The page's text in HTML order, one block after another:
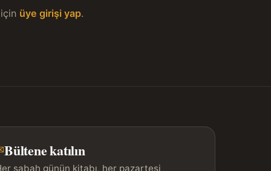
üye girişi yap.
Bültene katılın
sabah günün kitabı, her pazartesi